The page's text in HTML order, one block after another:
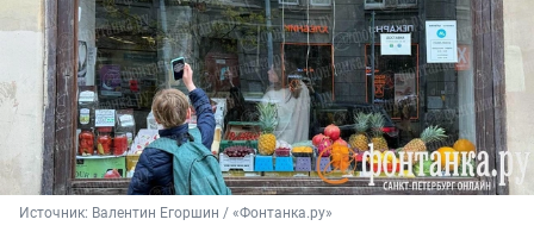
Источник: Валентин Егоршин / «Фонтанка.ру»